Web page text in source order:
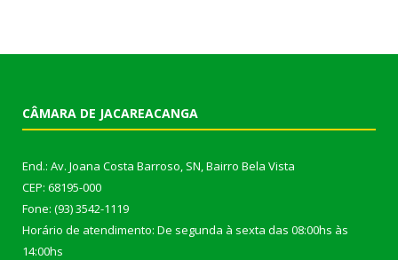
CÂMARA DE JACAREACANGA
End.: Av. Joana Costa Barroso, SN, Bairro Bela Vista
CEP: 68195-000
Fone: (93) 3542-1119
Horário de atendimento: De segunda à sexta das 08:00hs às
14:00hs